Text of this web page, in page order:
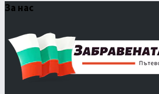
За нас